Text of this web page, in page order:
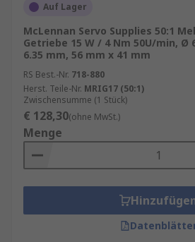
Auf Lager
McLennan Servo Supplies 50:1
Getriebe 15 W / 4 Nm 50U/min, Ø
6.35 mm, 56 mm x 41 mm
RS Best.-Nr. 718-880
Herst. Teile-Nr. MRIG17 (50:1)
Zwischensumme (1 Stück)
€ 128,30(ohne MwSt.)
Menge